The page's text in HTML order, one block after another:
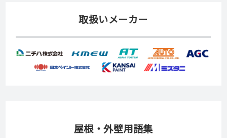
取扱いメーカー
屋根・外壁用語集